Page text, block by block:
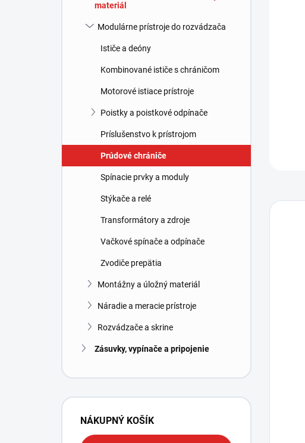
materiál
Modulárne prístroje do rozvádzača
Ističe a deóny
Kombinované ističe s chráničom
Motorové istiace prístroje
Poistky a poistkové odpínače
Príslušenstvo k prístrojom
Prúdové chrániče
Spínacie prvky a moduly
Stýkače a relé
Transformátory a zdroje
Vačkové spínače a odpínače
Zvodiče prepätia
Montážny a úložný materiál
Náradie a meracie prístroje
Rozvádzače a skrine
Zásuvky, vypínače a pripojenie
NÁKUPNÝ KOŠÍK